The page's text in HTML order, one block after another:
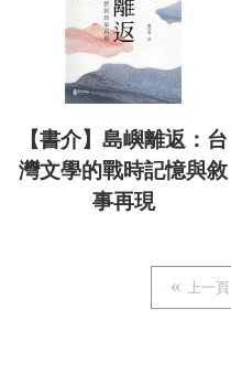
【書介】島嶼離返：台
灣文學的戰時記憶與敘
事再現
上一頁